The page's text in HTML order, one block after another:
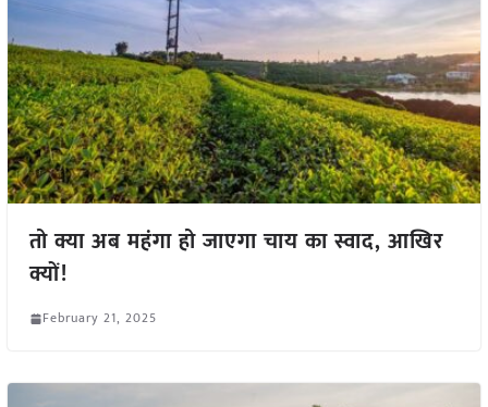
तो क्या अब महंगा हो जाएगा चाय का स्वाद, आखिर
क्यों!
February 21, 2025